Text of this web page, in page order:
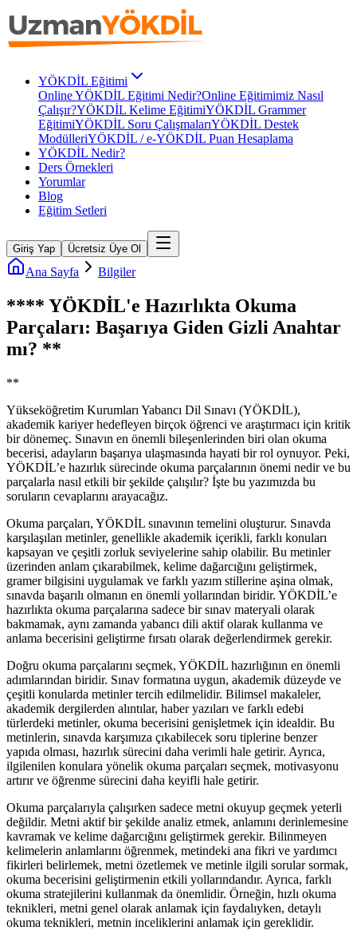
YÖKDİL Eğitimi
Online YÖKDİL Eğitimi Nedir?Online Eğitimimiz Nasıl
Çalışır?YÖKDİL Kelime EğitimiYÖKDİL Grammer
EğitimiYÖKDİL Soru ÇalışmalarıYÖKDİL Destek
ModülleriYÖKDİL / e-YÖKDİL Puan Hesaplama
YÖKDİL Nedir?
Ders Örnekleri
Yorumlar
Blog
Eğitim Setleri
Giriş Yap Ücretsiz Üye Ol
Ana Sayfa Bilgiler
**** YÖKDİL'e Hazırlıkta Okuma
Parçaları: Başarıya Giden Gizli Anahtar
mı? **
**
Yükseköğretim Kurumları Yabancı Dil Sınavı (YÖKDİL),
akademik kariyer hedefleyen birçok öğrenci ve araştırmacı için kritik
bir dönemeç. Sınavın en önemli bileşenlerinden biri olan okuma
becerisi, adayların başarıya ulaşmasında hayati bir rol oynuyor. Peki,
YÖKDİL’e hazırlık sürecinde okuma parçalarının önemi nedir ve bu
parçalarla nasıl etkili bir şekilde çalışılır? İşte bu yazımızda bu
soruların cevaplarını arayacağız.
Okuma parçaları, YÖKDİL sınavının temelini oluşturur. Sınavda
karşılaşılan metinler, genellikle akademik içerikli, farklı konuları
kapsayan ve çeşitli zorluk seviyelerine sahip olabilir. Bu metinler
üzerinden anlam çıkarabilmek, kelime dağarcığını geliştirmek,
gramer bilgisini uygulamak ve farklı yazım stillerine aşina olmak,
sınavda başarılı olmanın en önemli yollarından biridir. YÖKDİL’e
hazırlıkta okuma parçalarına sadece bir sınav materyali olarak
bakmamak, aynı zamanda yabancı dili aktif olarak kullanma ve
anlama becerisini geliştirme fırsatı olarak değerlendirmek gerekir.
Doğru okuma parçalarını seçmek, YÖKDİL hazırlığının en önemli
adımlarından biridir. Sınav formatına uygun, akademik düzeyde ve
çeşitli konularda metinler tercih edilmelidir. Bilimsel makaleler,
akademik dergilerden alıntılar, haber yazıları ve farklı edebi
türlerdeki metinler, okuma becerisini genişletmek için idealdir. Bu
metinlerin, sınavda karşımıza çıkabilecek soru tiplerine benzer
yapıda olması, hazırlık sürecini daha verimli hale getirir. Ayrıca,
ilgilenilen konulara yönelik okuma parçaları seçmek, motivasyonu
artırır ve öğrenme sürecini daha keyifli hale getirir.
Okuma parçalarıyla çalışırken sadece metni okuyup geçmek yeterli
değildir. Metni aktif bir şekilde analiz etmek, anlamını derinlemesine
kavramak ve kelime dağarcığını geliştirmek gerekir. Bilinmeyen
kelimelerin anlamlarını öğrenmek, metindeki ana fikri ve yardımcı
fikirleri belirlemek, metni özetlemek ve metinle ilgili sorular sormak,
okuma becerisini geliştirmenin etkili yollarındandır. Ayrıca, farklı
okuma stratejilerini kullanmak da önemlidir. Örneğin, hızlı okuma
teknikleri, metni genel olarak anlamak için faydalıyken, detaylı
okuma teknikleri, metnin inceliklerini anlamak için gereklidir.